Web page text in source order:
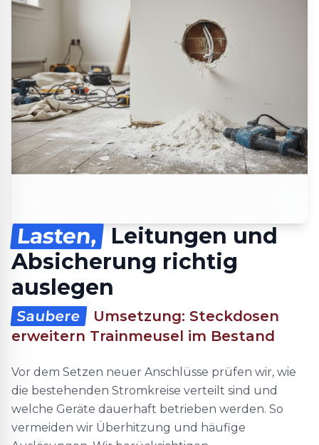
Lasten,
Leitungen und
Absicherung richtig
auslegen
Saubere
Umsetzung: Steckdosen
erweitern Trainmeusel im Bestand
Vor dem Setzen neuer Anschlüsse prüfen wir, wie
die bestehenden Stromkreise verteilt sind und
welche Geräte dauerhaft betrieben werden. So
vermeiden wir Überhitzung und häufige